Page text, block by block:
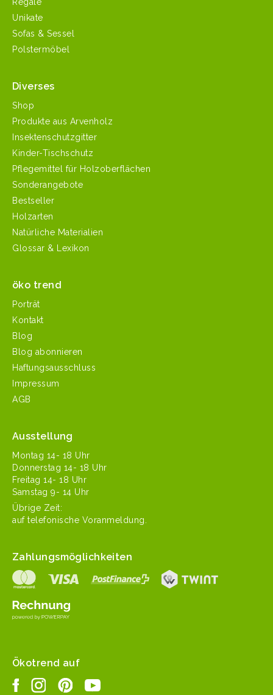
Unikate
Sofas & Sessel
Polstermöbel
Diverses
Shop
Produkte aus Arvenholz
Insektenschutzgitter
Kinder-Tischschutz
Pflegemittel für Holzoberflächen
Sonderangebote
Bestseller
Holzarten
Natürliche Materialien
Glossar & Lexikon
öko trend
Porträt
Kontakt
Blog
Blog abonnieren
Haftungsausschluss
Impressum
AGB
Ausstellung
Mon­tag 14- 18 Uhr
Don­ner­stag 14- 18 Uhr
Fre­itag 14- 18 Uhr
Sam­stag 9- 14 Uhr
Übrige Zeit:
auf tele­fonis­che Voranmeldung.
Zahlungsmöglichkeiten
Ökotrend auf